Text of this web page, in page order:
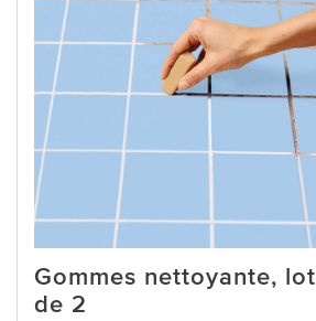
Gommes nettoyante, lot
de 2